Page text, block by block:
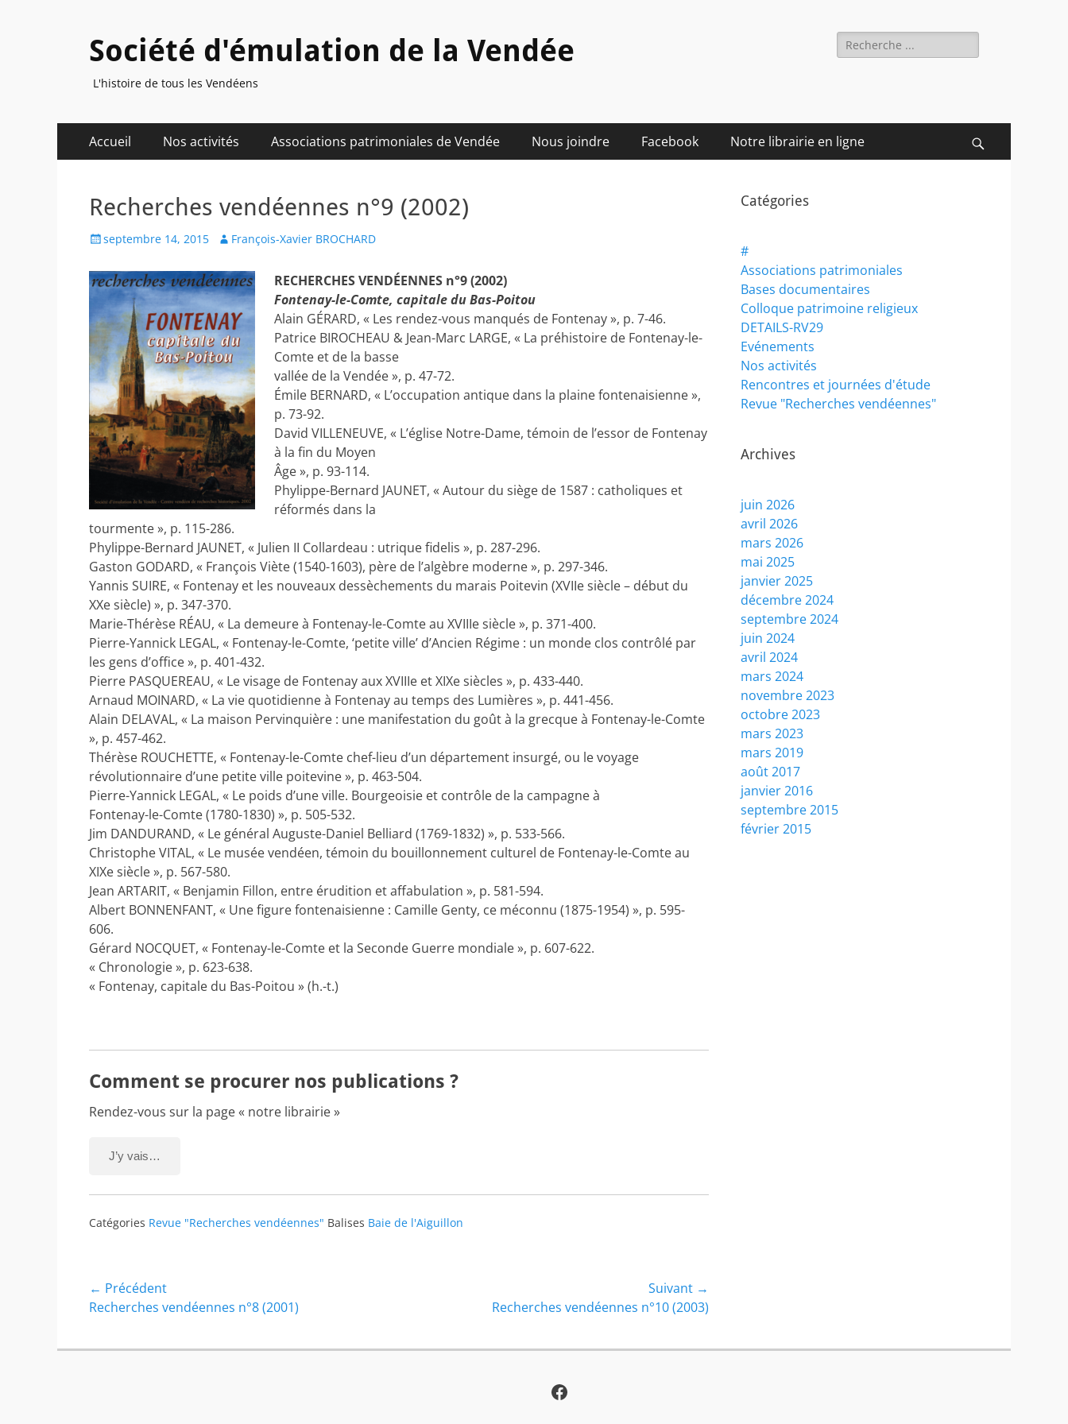
Société d'émulation de la Vendée
L'histoire de tous les Vendéens
Rechercher :
Menu
principal
Accueil Nos activités Associations patrimoniales de Vendée Nous joindre Facebook Notre librairie en ligne
Recherches vendéennes n°9 (2002)
Posted
septembre 14, 2015 Author
François-Xavier BROCHARD
RECHERCHES VENDÉENNES n°9 (2002)
Fontenay-le-Comte, capitale du Bas-Poitou
Alain GÉRARD, « Les rendez-vous manqués de Fontenay », p. 7-46.
Patrice BIROCHEAU & Jean-Marc LARGE, « La préhistoire de Fontenay-le-
Comte et de la basse
vallée de la Vendée », p. 47-72.
Émile BERNARD, « L’occupation antique dans la plaine fontenaisienne »,
p. 73-92.
David VILLENEUVE, « L’église Notre-Dame, témoin de l’essor de Fontenay
à la fin du Moyen
Âge », p. 93-114.
Phylippe-Bernard JAUNET, « Autour du siège de 1587 : catholiques et
réformés dans la
tourmente », p. 115-286.
Phylippe-Bernard JAUNET, « Julien II Collardeau : utrique fidelis », p. 287-296.
Gaston GODARD, « François Viète (1540-1603), père de l’algèbre moderne », p. 297-346.
Yannis SUIRE, « Fontenay et les nouveaux dessèchements du marais Poitevin (XVIIe siècle – début du
XXe siècle) », p. 347-370.
Marie-Thérèse RÉAU, « La demeure à Fontenay-le-Comte au XVIIIe siècle », p. 371-400.
Pierre-Yannick LEGAL, « Fontenay-le-Comte, ‘petite ville’ d’Ancien Régime : un monde clos contrôlé par
les gens d’office », p. 401-432.
Pierre PASQUEREAU, « Le visage de Fontenay aux XVIIIe et XIXe siècles », p. 433-440.
Arnaud MOINARD, « La vie quotidienne à Fontenay au temps des Lumières », p. 441-456.
Alain DELAVAL, « La maison Pervinquière : une manifestation du goût à la grecque à Fontenay-le-Comte
», p. 457-462.
Thérèse ROUCHETTE, « Fontenay-le-Comte chef-lieu d’un département insurgé, ou le voyage
révolutionnaire d’une petite ville poitevine », p. 463-504.
Pierre-Yannick LEGAL, « Le poids d’une ville. Bourgeoisie et contrôle de la campagne à
Fontenay-le-Comte (1780-1830) », p. 505-532.
Jim DANDURAND, « Le général Auguste-Daniel Belliard (1769-1832) », p. 533-566.
Christophe VITAL, « Le musée vendéen, témoin du bouillonnement culturel de Fontenay-le-Comte au
XIXe siècle », p. 567-580.
Jean ARTARIT, « Benjamin Fillon, entre érudition et affabulation », p. 581-594.
Albert BONNENFANT, « Une figure fontenaisienne : Camille Genty, ce méconnu (1875-1954) », p. 595-
606.
Gérard NOCQUET, « Fontenay-le-Comte et la Seconde Guerre mondiale », p. 607-622.
« Chronologie », p. 623-638.
« Fontenay, capitale du Bas-Poitou » (h.-t.)
Comment se procurer nos publications ?
Rendez-vous sur la page « notre librairie »
J’y vais…
Catégories Revue "Recherches vendéennes" Balises Baie de l'Aiguillon
Navigation
de
l’article
← Précédent
Article
Recherches vendéennes n°8 (2001)
Suivant →
Recherches vendéennes n°10 (2003)
Catégories
#
Associations patrimoniales
Bases documentaires
Colloque patrimoine religieux
DETAILS-RV29
Evénements
Nos activités
Rencontres et journées d'étude
Revue "Recherches vendéennes"
Archives
juin 2026
avril 2026
mars 2026
mai 2025
janvier 2025
décembre 2024
septembre 2024
juin 2024
avril 2024
mars 2024
novembre 2023
octobre 2023
mars 2023
mars 2019
août 2017
janvier 2016
septembre 2015
février 2015
Facebook